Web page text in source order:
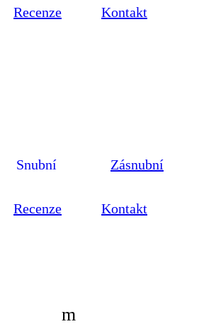
Recenze Kontakt
Snubní Zásnubní
Recenze Kontakt